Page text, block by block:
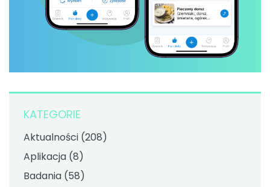
KATEGORIE
Aktualności (208)
Aplikacja (8)
Badania (58)